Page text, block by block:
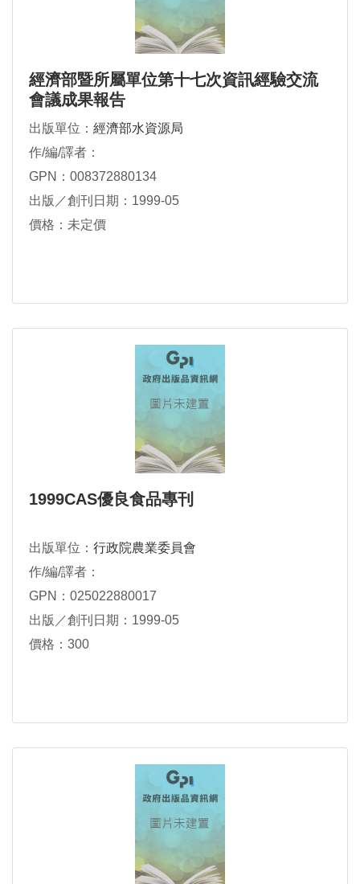
經濟部暨所屬單位第十七次資訊經驗交流
會議成果報告
出版單位： 經濟部水資源局
作/編/譯者：
GPN：008372880134
出版／創刊日期：1999-05
價格：未定價
1999CAS優良食品專刊
出版單位： 行政院農業委員會
作/編/譯者：
GPN：025022880017
出版／創刊日期：1999-05
價格：300